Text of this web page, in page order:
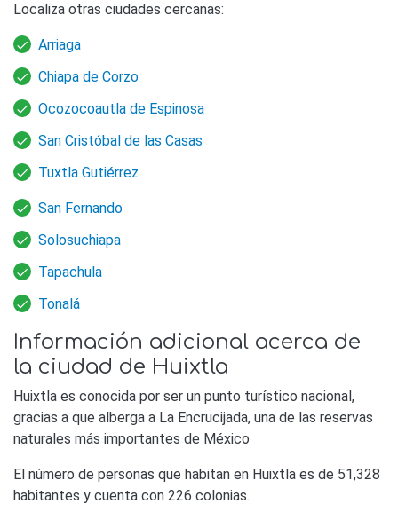
Localiza otras ciudades cercanas:
Arriaga
Chiapa de Corzo
Ocozocoautla de Espinosa
San Cristóbal de las Casas
Tuxtla Gutiérrez
San Fernando
Solosuchiapa
Tapachula
Tonalá
Información adicional acerca de
la ciudad de Huixtla
Huixtla es conocida por ser un punto turístico nacional,
gracias a que alberga a La Encrucijada, una de las reservas
naturales más importantes de México
El número de personas que habitan en Huixtla es de 51,328
habitantes y cuenta con 226 colonias.